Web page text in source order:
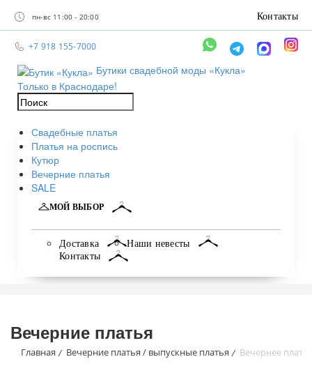
пн-вс 11:00 - 20:00 Контакты
+7 918 155-7000
Бутики свадебной моды «Кукла»
Только в Краснодаре!
Свадебные платья
Платья на роспись
Кутюр
Вечерние платья
SALE
МОЙ ВЫБОР
Доставка
Наши невесты
Контакты
Вечерние платья
Главная / Вечерние платья / выпускные платья / Вечернее